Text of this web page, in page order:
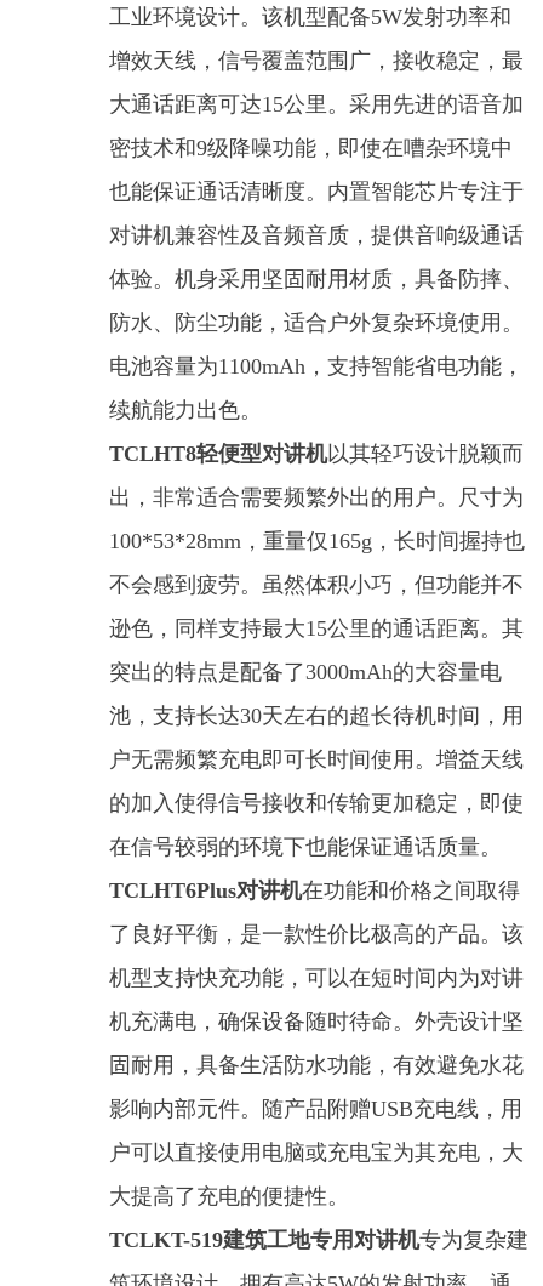
工业环境设计。该机型配备5W发射功率和
增效天线，信号覆盖范围广，接收稳定，最
大通话距离可达15公里。采用先进的语音加
密技术和9级降噪功能，即使在嘈杂环境中
也能保证通话清晰度。内置智能芯片专注于
对讲机兼容性及音频音质，提供音响级通话
体验。机身采用坚固耐用材质，具备防摔、
防水、防尘功能，适合户外复杂环境使用。
电池容量为1100mAh，支持智能省电功能，
续航能力出色。
TCLHT8轻便型对讲机以其轻巧设计脱颖而
出，非常适合需要频繁外出的用户。尺寸为
100*53*28mm，重量仅165g，长时间握持也
不会感到疲劳。虽然体积小巧，但功能并不
逊色，同样支持最大15公里的通话距离。其
突出的特点是配备了3000mAh的大容量电
池，支持长达30天左右的超长待机时间，用
户无需频繁充电即可长时间使用。增益天线
的加入使得信号接收和传输更加稳定，即使
在信号较弱的环境下也能保证通话质量。
TCLHT6Plus对讲机在功能和价格之间取得
了良好平衡，是一款性价比极高的产品。该
机型支持快充功能，可以在短时间内为对讲
机充满电，确保设备随时待命。外壳设计坚
固耐用，具备生活防水功能，有效避免水花
影响内部元件。随产品附赠USB充电线，用
户可以直接使用电脑或充电宝为其充电，大
大提高了充电的便捷性。
TCLKT-519建筑工地专用对讲机专为复杂建